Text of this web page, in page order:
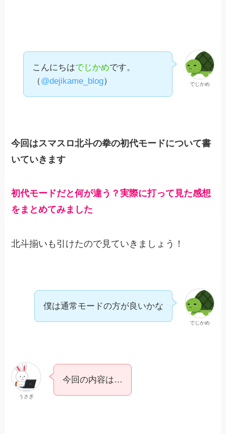
でじかめ
こんにちはでじかめです。
（@dejikame_blog）
今回はスマスロ北斗の拳の初代モードについて書
いていきます
初代モードだと何が違う？実際に打って見た感想
をまとめてみました
北斗揃いも引けたので見ていきましょう！
でじかめ
僕は通常モードの方が良いかな
うさぎ
今回の内容は…